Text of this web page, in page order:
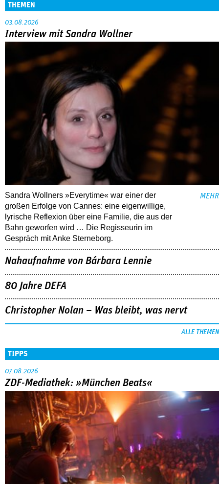
THEMEN
03.08.2026
Interview mit Sandra Wollner
Sandra Wollners »Everytime« war einer der
großen Erfolge von Cannes: eine eigenwillige,
lyrische Reflexion über eine ­Familie, die aus der
Bahn geworfen wird … Die Regisseurin im
Gespräch mit Anke Sterneborg.
MEHR
Nahaufnahme von Bárbara Lennie
80 Jahre DEFA
Christopher Nolan – Was bleibt, was nervt
ALLE THEMEN
TIPPS
07.08.2026
ZDF-Mediathek: »München Beats«